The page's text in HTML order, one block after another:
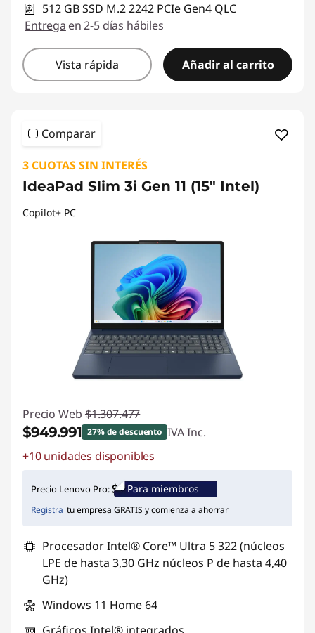
512 GB SSD M.2 2242 PCIe Gen4 QLC
Entrega en 2-5 días hábiles
Vista rápida Añadir al carrito
Comparar
3 CUOTAS SIN INTERÉS
IdeaPad Slim 3i Gen 11 (15" Intel)
Copilot+ PC
Precio Web $1.307.477
$949.991 27% de descuento IVA Inc.
Ahorros instantáneos :
+10 unidades disponibles
Precio Lenovo Pro: Para miembros
Registra tu empresa GRATIS y comienza a ahorrar
Procesador Intel® Core™ Ultra 5 322 (núcleos
LPE de hasta 3,30 GHz núcleos P de hasta 4,40
GHz)
Windows 11 Home 64